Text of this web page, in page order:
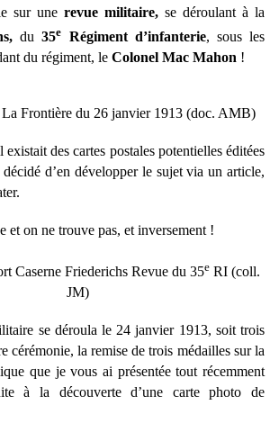
sur une revue militaire, se déroulant à la
du35e Régiment d’infanterie, sous les
du régiment, le Colonel Mac Mahon !
Frontière du 26 janvier 1913 (doc. AMB)
existait des cartes postales potentielles éditées
d’en développer le sujet via un article,
et on ne trouve pas, et inversement !
Caserne Friederichs Revue du 35e RI (coll.
JM)
se déroula le 24 janvier 1913, soit trois
cérémonie, la remise de trois médailles sur la
que je vous ai présentée tout récemment
à la découverte d’une carte photo de